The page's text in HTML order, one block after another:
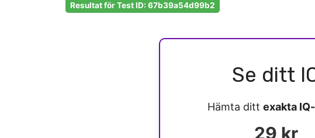
Resultat för Test ID: 67b39a54d99b2
Se ditt
Hämta ditt exakta
29 kr